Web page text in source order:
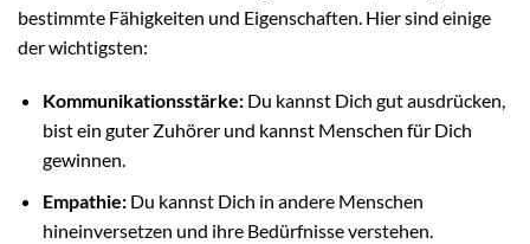
bestimmte Fähigkeiten und Eigenschaften. Hier sind einige
der wichtigsten:
Kommunikationsstärke:Du kannst Dich gut ausdrücken,
bist ein guter Zuhörer und kannst Menschen für Dich
gewinnen.
Empathie:Du kannst Dich in andere Menschen
hineinversetzen und ihre Bedürfnisse verstehen.